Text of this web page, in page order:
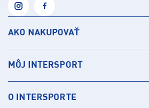
AKO NAKUPOVAŤ
MÔJ INTERSPORT
O INTERSPORTE